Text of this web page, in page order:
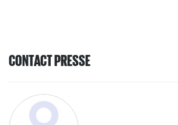
CONTACT PRESSE